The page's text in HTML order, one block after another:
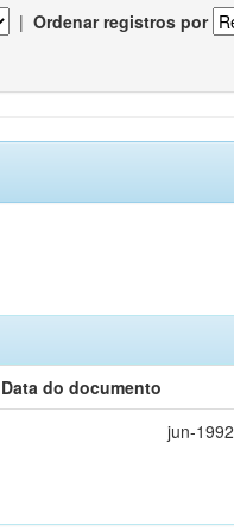
| Ordenar registros por
Data do documento
jun-1992